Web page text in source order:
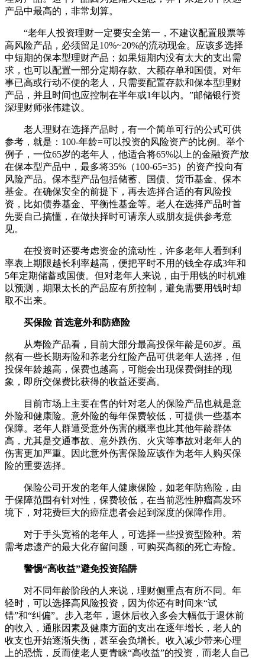
产品中最高的，非常划算。
“老年人投资理财一定要安全第一，不建议配置股票等
高风险产品，必须留足10%~20%的流动现金。应该多选择
中短期的保本型理财产品；如果短期内没有太大的支出需
求，也可以配置一部分定期存款、大额存单和国债。对年
事已高或行动不便的老人，只需要配置存款和保本型理财
产品，并且时间也应控制在半年或1年以内。”邮储银行资
深理财师张伟建议。
老人理财在选择产品时，有一个简单可行的公式可供
参考，就是：100-年龄=可以投资的风险资产的比例。举个
例子，一位65岁的老年人，他适合将65%以上的金融资产放
在保本型产品中，最多将35%（100-65=35）的资产投向有
风险产品。保本型产品包括储蓄、国债、货币基金、保本
基金。在确保安全的前提下，再去选择合适的有风险投
资，比如债券基金、平衡性基金等。老人在选择产品时首
先要自己搞懂，在做抉择时可请亲人或朋友提供参考意
见。
在投资时还要考虑资金的流动性，许多老年人看到利
率表上期限越长利率越高，便把平时不用的钱全存成3年和
5年定期储蓄或国债。但对老年人来说，由于用钱的时机难
以预测，期限太长的产品应有所控制，避免需要用钱时却
取不出来。
买保险 首选意外和防癌险
从寿险产品看，目前大部分最高投保年龄是60岁。虽
然有一些长期寿险和养老分红险产品可供老年人选择，但
投保年龄越高，保费也越高，可能会出现保费倒挂的现
象，即所交保费比获得的收益还要高。
目前市场上主要在售的针对老人的保险产品也就是意
外险和健康险。意外险的每年保费较低，可提供一些基本
保障。老年人群遭受意外伤害的概率也比其他年龄群体
高，尤其是交通事故、意外跌伤、火灾等事故对老年人的
伤害更加严重。因此意外伤害保险应该作为老年人购买保
险的重要选择。
保险公司开发的老年人健康保险，如老年防癌险，由
于保障范围有针对性，保费较低，在当前恶性肿瘤高发环
境下，对花费巨大的癌症患者会起到深度的保障作用。
对于手头宽裕的老年人，可选择一些投资型险种。若
需考虑遗产的最大化存留问题，可购买高额的死亡寿险。
警惕“高收益”避免投资陷阱
对不同年龄阶段的人来说，理财侧重点有所不同。年
轻时，可以选择高风险投资，因为你还有时间来“试
错”和“纠偏”。步入老年，退休后收入多会大幅低于退休前
的收入，通胀因素及健康方面的支出在逐年增长，老人的
收支也开始逐渐失衡，甚至会负增长。收入减少带来心理
上的恐慌，反而使老人更青睐“高收益”的投资，而老人自己